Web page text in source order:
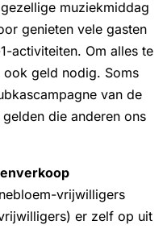
muziekmiddag
genieten vele gasten
activiteiten. Om alles te
ook geld nodig. Soms
van de
die anderen ons
vrijwilligers
er zelf op uit